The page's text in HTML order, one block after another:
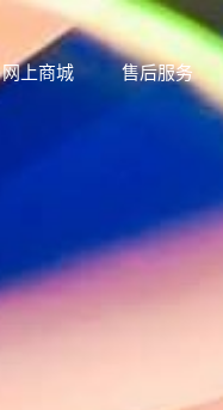
网上商城 售后服务